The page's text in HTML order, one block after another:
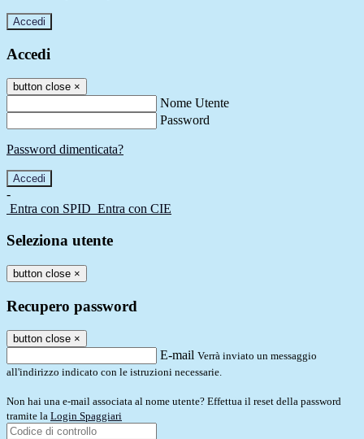
Accedi
Accedi
button close ×
Nome Utente
Password
Password dimenticata?
-
Entra con SPID Entra con CIE
Seleziona utente
button close ×
Recupero password
button close ×
E-mail Verrà inviato un messaggio
all'indirizzo indicato con le istruzioni necessarie.
Non hai una e-mail associata al nome utente? Effettua il reset della password
tramite la Login Spaggiari